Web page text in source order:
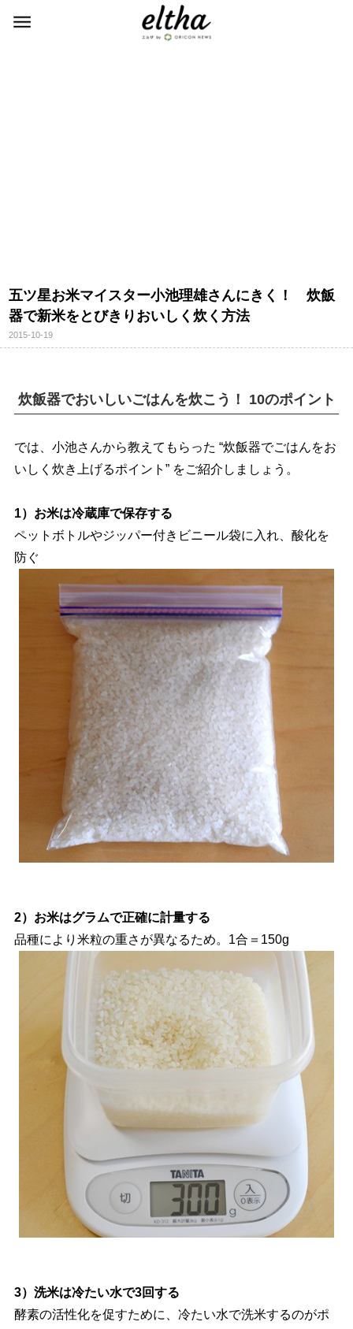
五ツ星お米マイスター小池理雄さんにきく！ 炊飯
器で新米をとびきりおいしく炊く方法
2015-10-19
炊飯器でおいしいごはんを炊こう！ 10のポイント
では、小池さんから教えてもらった “炊飯器でごはんをお
いしく炊き上げるポイント” をご紹介しましょう。
1）お米は冷蔵庫で保存する
ペットボトルやジッパー付きビニール袋に入れ、酸化を
防ぐ
2）お米はグラムで正確に計量する
品種により米粒の重さが異なるため。1合＝150g
3）洗米は冷たい水で3回する
酵素の活性化を促すために、冷たい水で洗米するのがポ